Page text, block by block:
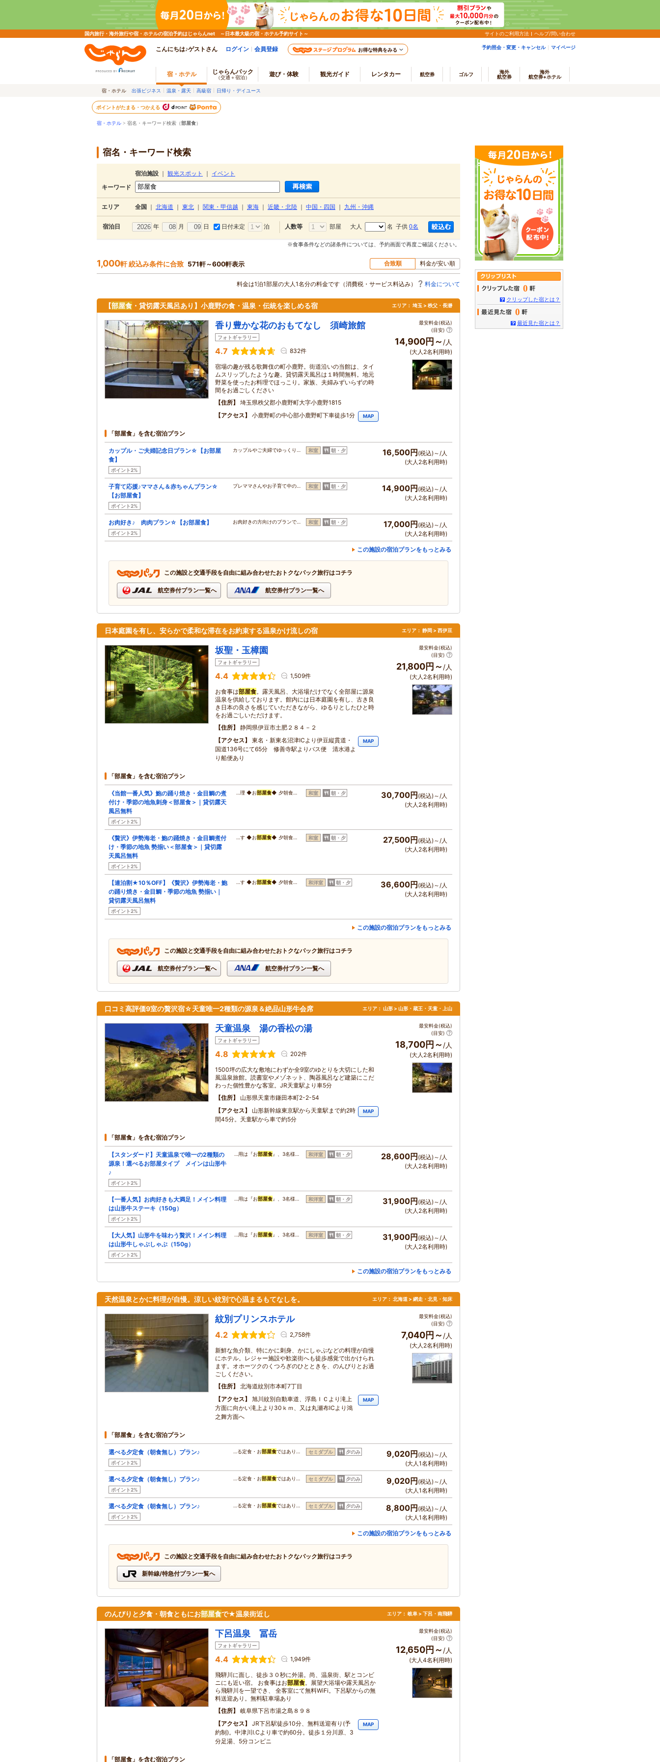
国内旅行・海外旅行や宿・ホテルの宿泊予約はじゃらんnet ～日本最大級の宿・ホテル予約サイト～ サイトのご利用方法 ヘルプ/問い合わせ
こんにちは♪ゲストさん ログイン 会員登録 お得な特典をみる 予約照会・変更・キャンセル マイページ
宿・ホテル じゃらんパック
（交通＋宿泊） 遊び・体験 観光ガイド レンタカー 航空券 ゴルフ
海外
航空券
海外
航空券+ホテル
宿・ホテル 出張ビジネス 温泉・露天 高級宿 日帰り・デイユース
ポイントがたまる・つかえる
宿・ホテル > 宿名・キーワード検索（部屋食）
宿名・キーワード検索
宿泊施設 観光スポット
イベント
キーワード
エリア 全国 北海道 東北 関東・甲信越 東海 近畿・北陸 中国・四国 九州・沖縄
宿泊日 年 月 日 日付未定 泊 人数等 部屋 大人 名 子供 0名
※食事条件などの諸条件については、予約画面で再度ご確認ください。
1,000軒 絞込み条件に合致 571軒～600軒表示 合致順 料金が安い順
料金は1泊1部屋の大人1名分の料金です（消費税・サービス料込み） 料金について
【部屋食 ・貸切露天風呂あり】小鹿野の食・温泉・伝統を楽しめる宿 エリア： 埼玉 > 秩父・長瀞
香り豊かな花のおもてなし 須崎旅館
フォトギャラリー
4.7 832件
宿場の趣が残る歌舞伎の町小鹿野。街道沿いの当館は、タイ
ムスリップしたような趣。貸切露天風呂は１時間無料。地元
野菜を使ったお料理でほっこり。家族、夫婦みずいらずの時
間をお過ごしください
住所
埼玉県秩父郡小鹿野町大字小鹿野1815
アクセス
小鹿野町の中心部小鹿野町下車徒歩1分 MAP
最安料金(税込)
(目安)
14,900円～ /人
(大人2名利用時)
「部屋食」を含む宿泊プラン
カップル・ご夫婦記念日プラン☆【お部屋
食】
ポイント2%
カップルやご夫婦でゆっくり… 和室 朝・夕 16,500円 (税込)～/人
(大人2名利用時)
子育て応援♪ママさん＆赤ちゃんプラン☆
【お部屋食】
ポイント2%
プレママさんやお子育て中の… 和室 朝・夕 14,900円 (税込)～/人
(大人2名利用時)
お肉好き♪ 肉肉プラン☆【お部屋食】
ポイント2%
お肉好きの方向けのプランで… 和室 朝・夕 17,000円 (税込)～/人
(大人2名利用時)
この施設の宿泊プランをもっとみる
この施設と交通手段を自由に組み合わせたおトクなパック旅行はコチラ
航空券付プラン一覧へ 航空券付プラン一覧へ
日本庭園を有し、安らかで柔和な滞在をお約束する温泉かけ流しの宿 エリア： 静岡 > 西伊豆
坂聖・玉樟園
フォトギャラリー
4.4 1,509件
お食事は部屋食。露天風呂、大浴場だけでなく全部屋に源泉
温泉を供給しております。館内には日本庭園を有し、古き良
き日本の良さを感じていただきながら、ゆるりとしたひと時
をお過ごしいただけます。
住所
静岡県伊豆市土肥２８４－２
アクセス
東名・新東名沼津ICより伊豆縦貫道・
国道136号にて65分 修善寺駅よりバス便 清水港よ
り船便あり
MAP
最安料金(税込)
(目安)
21,800円～ /人
(大人2名利用時)
「部屋食」を含む宿泊プラン
《当館一番人気》鮑の踊り焼き・金目鯛の煮
付け・季節の地魚刺身＜部屋食＞｜貸切露天
風呂無料
ポイント2%
…理 ◆お部屋食◆ 夕朝食… 和室 朝・夕 30,700円 (税込)～/人
(大人2名利用時)
《贅沢》伊勢海老・鮑の踊焼き・金目鯛煮付
け・季節の地魚 勢揃い＜部屋食＞｜貸切露
天風呂無料
ポイント2%
…す ◆お部屋食◆ 夕朝食… 和室 朝・夕 27,500円 (税込)～/人
(大人2名利用時)
【連泊割★10％OFF】《贅沢》伊勢海老・鮑
の踊り焼き・金目鯛・季節の地魚 勢揃い｜
貸切露天風呂無料
ポイント2%
…す ◆お部屋食◆ 夕朝食… 和洋室 朝・夕 36,600円 (税込)～/人
(大人2名利用時)
この施設の宿泊プランをもっとみる
この施設と交通手段を自由に組み合わせたおトクなパック旅行はコチラ
航空券付プラン一覧へ 航空券付プラン一覧へ
口コミ高評価9室の贅沢宿☆天童唯一2種類の源泉＆絶品山形牛会席 エリア： 山形 > 山形・蔵王・天童・上山
天童温泉 湯の香松の湯
フォトギャラリー
4.8 202件
1500坪の広大な敷地にわずか全9室のゆとりを大切にした和
風温泉旅館。読書室やメゾネット、陶器風呂など建築にこだ
わった個性豊かな客室。JR天童駅より車5分
住所
山形県天童市鎌田本町2-2-54
アクセス
山形新幹線東京駅から天童駅まで約2時
間45分。天童駅から車で約5分
MAP
最安料金(税込)
(目安)
18,700円～ /人
(大人2名利用時)
「部屋食」を含む宿泊プラン
【スタンダード】天童温泉で唯一の2種類の
源泉！選べるお部屋タイプ メインは山形牛
♪
ポイント2%
…用は『お部屋食』、3名様… 和洋室 朝・夕 28,600円(税込)～/人
(大人2名利用時)
【一番人気】お肉好きも大満足！メイン料理
は山形牛ステーキ（150g）
ポイント2%
…用は『お部屋食』、3名様… 和洋室 朝・夕 31,900円(税込)～/人
(大人2名利用時)
【大人気】山形牛を味わう贅沢！メイン料理
は山形牛しゃぶしゃぶ（150g）
ポイント2%
…用は『お部屋食』、3名様… 和洋室 朝・夕 31,900円(税込)～/人
(大人2名利用時)
この施設の宿泊プランをもっとみる
天然温泉とかに料理が自慢。涼しい紋別で心温まるもてなしを。 エリア： 北海道 > 網走・北見・知床
紋別プリンスホテル
4.2 2,758件
新鮮な魚介類、特にかに刺身、かにしゃぶなどの料理が自慢
にホテル。レジャー施設や歓楽街へも徒歩感覚で出かけられ
ます。オホーツクのくつろぎのひとときを、のんびりとお過
ごしください。
住所
北海道紋別市本町7丁目
アクセス
旭川紋別自動車道、浮島ＩＣより滝上
方面に向かい滝上より30ｋｍ、又は丸瀬布ICより鴻
之舞方面へ
MAP
最安料金(税込)
(目安)
7,040円～ /人
(大人2名利用時)
「部屋食」を含む宿泊プラン
選べる夕定食（朝食無し）プラン♪
ポイント2%
…る定食・お部屋食ではあり… セミダブル 夕のみ 9,020円(税込)～/人
(大人1名利用時)
選べる夕定食（朝食無し）プラン♪
ポイント2%
…る定食・お部屋食ではあり… セミダブル 夕のみ 9,020円(税込)～/人
(大人1名利用時)
選べる夕定食（朝食無し）プラン♪
ポイント2%
…る定食・お部屋食ではあり… セミダブル 夕のみ 8,800円(税込)～/人
(大人1名利用時)
この施設の宿泊プランをもっとみる
この施設と交通手段を自由に組み合わせたおトクなパック旅行はコチラ
新幹線/特急付プラン一覧へ
のんびりと夕食・朝食ともにお部屋食で★温泉街近し エリア： 岐阜 > 下呂・南飛騨
下呂温泉 冨岳
フォトギャラリー
4.4 1,949件
飛騨川に面し、徒歩３０秒に外湯。尚、温泉街、駅とコンビ
ニにも近い宿。 お食事はお部屋食。展望大浴場や露天風呂か
ら飛騨川を一望でき、 全客室にて無料WiFi。下呂駅からの無
料送迎あり。無料駐車場あり
住所
岐阜県下呂市湯之島８９８
アクセス
JR下呂駅徒歩10分、無料送迎有り(予
約制)。中津川I.Cより車で約60分。徒歩１分川原、3
分足湯、5分コンビニ
MAP
最安料金(税込)
(目安)
12,650円～/人
(大人4名利用時)
「部屋食」を含む宿泊プラン
0
クリップした宿とは？
0
最近見た宿とは？